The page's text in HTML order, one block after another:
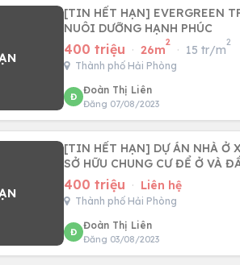
[TIN HẾT HẠN] EVERGREEN
NUÔI DƯỠNG HẠNH PHÚC
400 triệu · 26m
2
· 15 tr/m
2
Thành phố Hải Phòng
Đ
Đoàn Thị Liên
Đăng 07/08/2023
[TIN HẾT HẠN] DỰ ÁN NHÀ Ở
SỞ HỮU CHUNG CƯ ĐỂ Ở VÀ
400 triệu · Liên hệ
Thành phố Hải Phòng
Đ
Đoàn Thị Liên
Đăng 03/08/2023